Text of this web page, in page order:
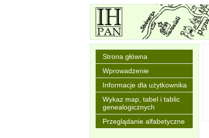
Strona główna
Wprowadzenie
Informacje dla użytkownika
Wykaz map, tabel i tablic
genealogicznych
Przeglądanie alfabetyczne